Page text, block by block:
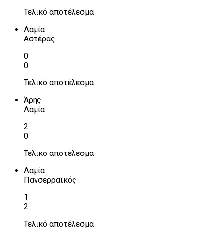
Τελικό αποτέλεσμα
Λαμία
Αστέρας
0
0
Τελικό αποτέλεσμα
Άρης
Λαμία
2
0
Τελικό αποτέλεσμα
Λαμία
Πανσερραϊκός
1
2
Τελικό αποτέλεσμα